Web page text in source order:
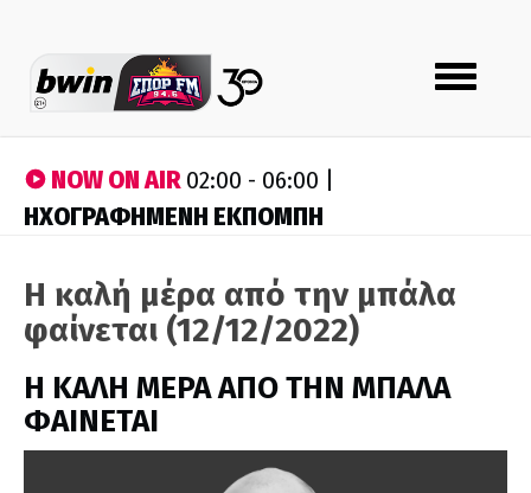
Toggle
navigation
NOW ON AIR02:00 - 06:00 |
ΗΧΟΓΡΑΦΗΜΕΝΗ ΕΚΠΟΜΠΗ
Η καλή μέρα από την μπάλα
φαίνεται (12/12/2022)
H ΚΑΛΗ ΜΕΡΑ ΑΠΟ ΤΗΝ ΜΠΑΛΑ
ΦΑΙΝΕΤΑΙ